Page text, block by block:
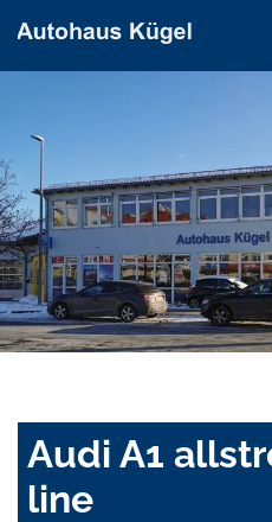
Audi A1
line